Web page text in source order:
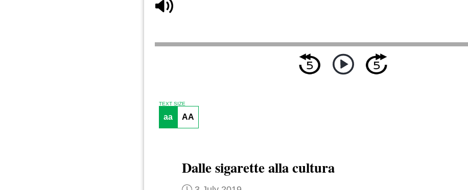
TEXT SIZE
aa AA
Dalle sigarette alla cultura